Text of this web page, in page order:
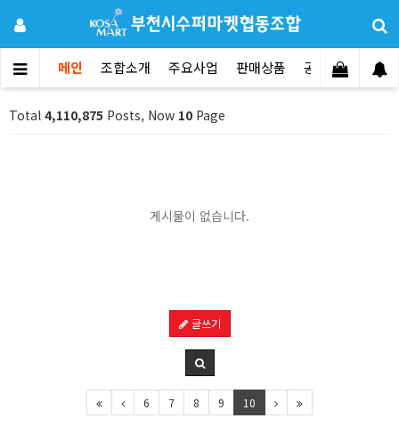
메인 조합소개 주요사업 판매상품 공지사항 문
Total 4,110,875 Posts, Now 10 Page
게시물이 없습니다.
글쓰기
6 7 8 9 10